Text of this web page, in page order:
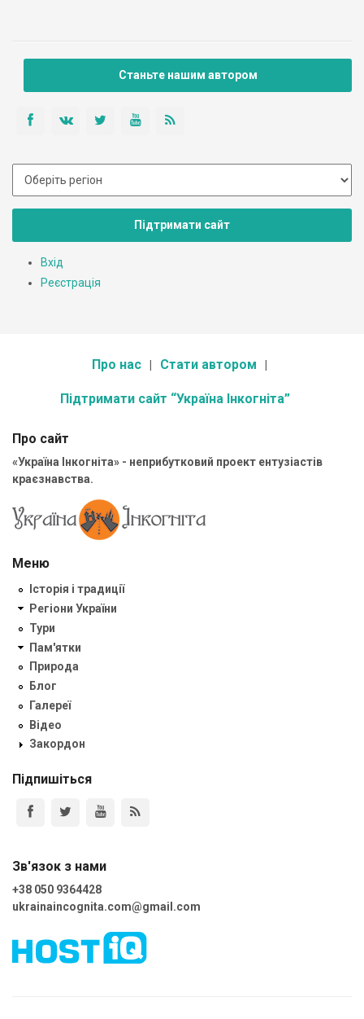
Станьте нашим автором
Підтримати сайт
Вхід
Реєстрація
Про нас Стати автором
Підтримати сайт “Україна Інкогніта”
Про сайт
«Україна Інкогніта» - неприбутковий проект ентузіастів
краєзнавства.
Меню
Історія і традиції
Регіони України
Тури
Пам'ятки
Природа
Блог
Галереї
Відео
Закордон
Підпишіться
Зв'язок з нами
+38 050 9364428
ukrainaincognita.com@gmail.com